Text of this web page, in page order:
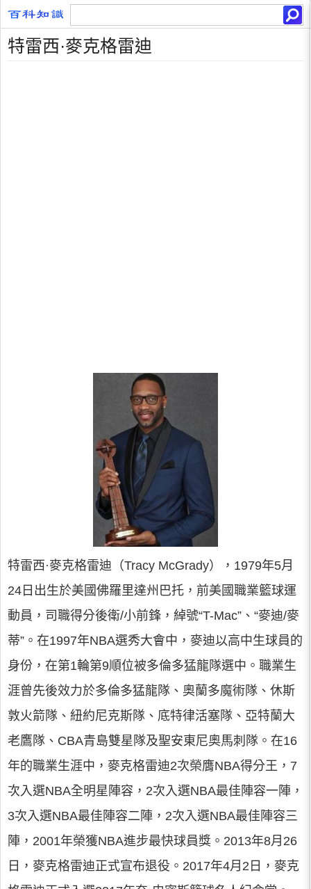
特雷西·麥克格雷迪
特雷西·麥克格雷迪（Tracy McGrady），1979年5月
24日出生於美國佛羅里達州巴托，前美國職業籃球運
動員，司職得分後衛/小前鋒，綽號“T-Mac”、“麥迪/麥
蒂”。在1997年NBA選秀大會中，麥迪以高中生球員的
身份，在第1輪第9順位被多倫多猛龍隊選中。職業生
涯曾先後效力於多倫多猛龍隊、奧蘭多魔術隊、休斯
敦火箭隊、紐約尼克斯隊、底特律活塞隊、亞特蘭大
老鷹隊、CBA青島雙星隊及聖安東尼奧馬刺隊。在16
年的職業生涯中，麥克格雷迪2次榮膺NBA得分王，7
次入選NBA全明星陣容，2次入選NBA最佳陣容一陣，
3次入選NBA最佳陣容二陣，2次入選NBA最佳陣容三
陣，2001年榮獲NBA進步最快球員獎。2013年8月26
日，麥克格雷迪正式宣布退役。2017年4月2日，麥克